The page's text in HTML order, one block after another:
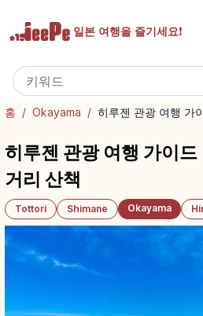
일본 여행을 즐기세요!
홈 / Okayama / 히루젠 관광 여행 가
히루젠 관광 여행 가이
거리 산책
Tottori Shimane Okayama